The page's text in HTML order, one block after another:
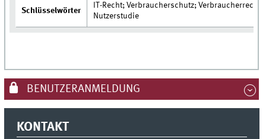
Schlüsselwörter
IT-Recht; Verbraucherschutz;
Nutzerstudie
BENUTZERANMELDUNG
KONTAKT